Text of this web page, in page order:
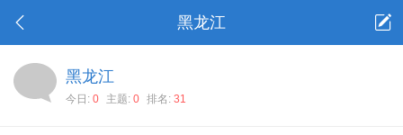
黑龙江
黑龙江
今日: 0 主题: 0 排名: 31